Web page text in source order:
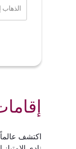
الذهاب
اكتشف عالماً